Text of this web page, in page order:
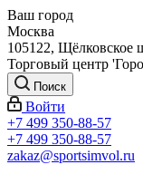
Ваш город
Москва
105122, Щёлковское
Торговый центр
Поиск
Войти
+7 499 350-88-57
+7 499 350-88-57
zakaz@sportsimvol.ru